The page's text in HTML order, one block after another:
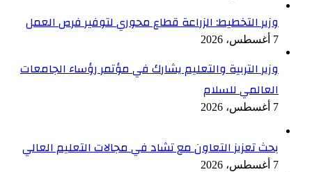
وزير التخطيط: الزراعة قطاع محوري لتوفير فرص العمل
7 أغسطس، 2026
وزير التربية والتعليم يشارك في مؤتمر رؤساء الجامعات
العالمي للسلام
7 أغسطس، 2026
بحث تعزيز التعاون مع تشاد في مجالات التعليم العالي
7 أغسطس، 2026